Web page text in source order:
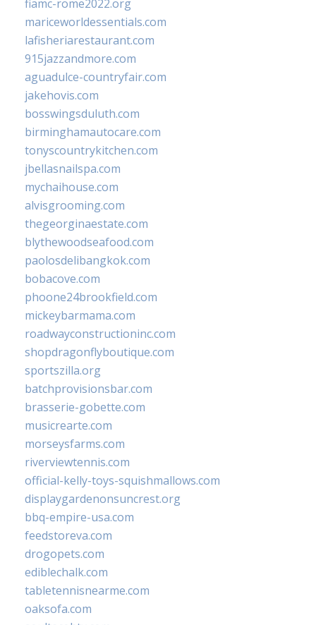
fiamc-rome2022.org
mariceworldessentials.com
lafisheriarestaurant.com
915jazzandmore.com
aguadulce-countryfair.com
jakehovis.com
bosswingsduluth.com
birminghamautocare.com
tonyscountrykitchen.com
jbellasnailspa.com
mychaihouse.com
alvisgrooming.com
thegeorginaestate.com
blythewoodseafood.com
paolosdelibangkok.com
bobacove.com
phoone24brookfield.com
mickeybarmama.com
roadwayconstructioninc.com
shopdragonflyboutique.com
sportszilla.org
batchprovisionsbar.com
brasserie-gobette.com
musicrearte.com
morseysfarms.com
riverviewtennis.com
official-kelly-toys-squishmallows.com
displaygardenonsuncrest.org
bbq-empire-usa.com
feedstoreva.com
drogopets.com
ediblechalk.com
tabletennisnearme.com
oaksofa.com